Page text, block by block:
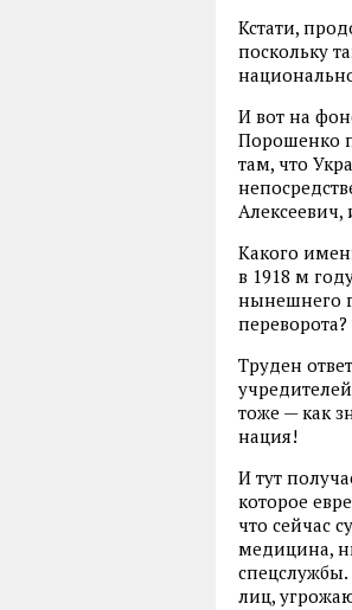
Кстати,
поскольку
И вот на
Порошенко
там, что
Алексеевич,
Какого
в 1918 м
нынешнего
переворота?
Труден
тоже — как
нация!
И тут
которое
что сейчас
медицина,
спецслужбы.
лиц,